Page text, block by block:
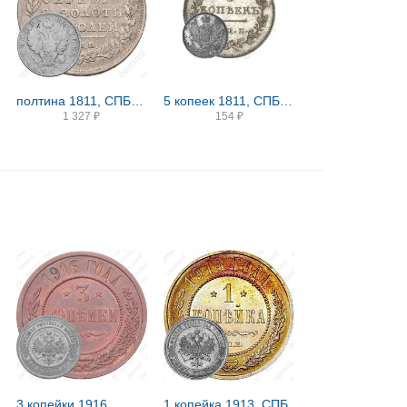
1 327 ₽ 154 ₽